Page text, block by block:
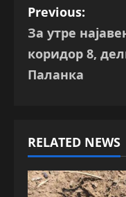
P
o
s
n
a
v
Previous:
За утре
коридор 8,
Паланка
RELATED NEWS